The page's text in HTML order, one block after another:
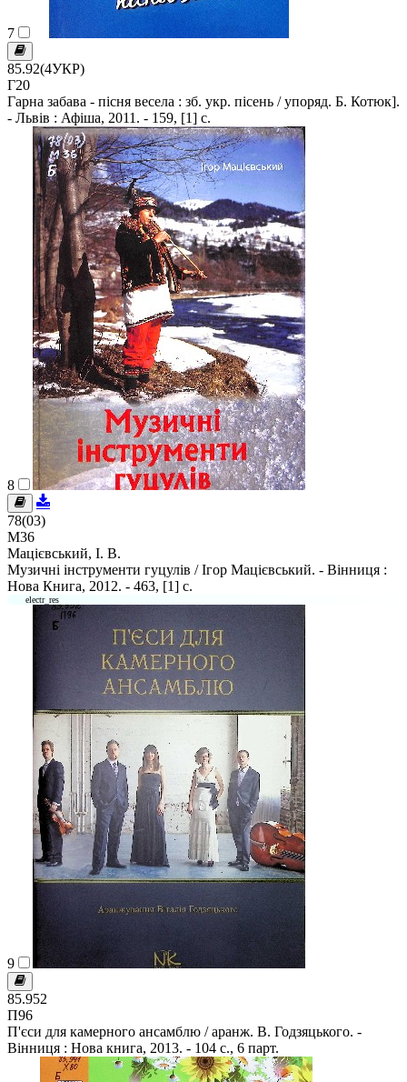
7
85.92(4УКР)
Г20
Гарна забава - пісня весела : зб. укр. пісень / упоряд. Б. Котюк].
- Львів : Афіша, 2011. - 159, [1] c.
8
78(03)
М36
Мацієвський, І. В.
Музичні інструменти гуцулів / Ігор Мацієвський. - Вінниця :
Нова Книга, 2012. - 463, [1] c.
electr_res
9
85.952
П96
П'єси для камерного ансамблю / аранж. В. Годзяцького. -
Вінниця : Нова книга, 2013. - 104 с., 6 парт.